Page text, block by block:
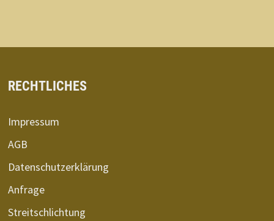
RECHTLICHES
Impressum
AGB
Datenschutzerklärung
Anfrage
Streitschlichtung